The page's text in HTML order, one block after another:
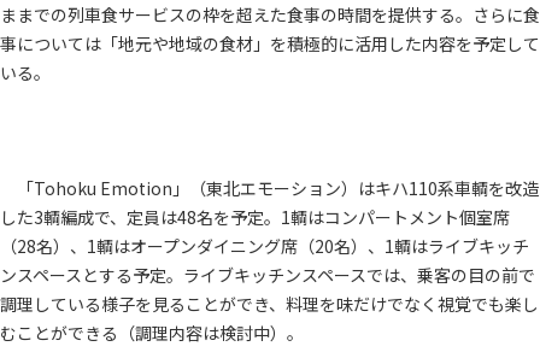
ままでの列車食サービスの枠を超えた食事の時間を提供する。さらに食
事については「地元や地域の食材」を積極的に活用した内容を予定して
いる。
「Tohoku Emotion」（東北エモーション）はキハ110系車輌を改造
した3輌編成で、定員は48名を予定。1輌はコンパートメント個室席
（28名）、1輌はオープンダイニング席（20名）、1輌はライブキッチ
ンスペースとする予定。ライブキッチンスペースでは、乗客の目の前で
調理している様子を見ることができ、料理を味だけでなく視覚でも楽し
むことができる（調理内容は検討中）。